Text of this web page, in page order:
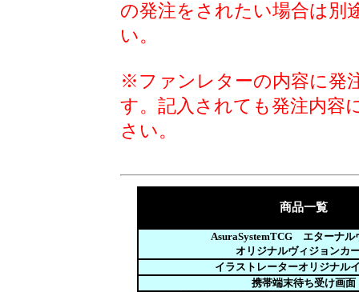
の発注をされたい場合は別
い。
※ファンレターの内容に発
す。記入されても発注内容
さい。
商品一覧
AsuraSystemTCG エターナル
オリジナルヴィジョンカ
イラストレーターオリジナル
携帯端末待ち受け画面